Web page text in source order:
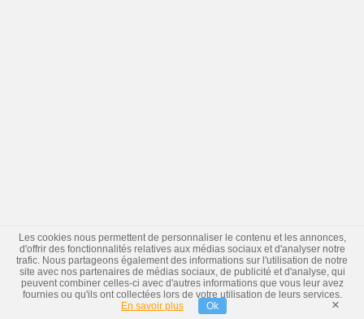
Les cookies nous permettent de personnaliser le contenu et les annonces,
d'offrir des fonctionnalités relatives aux médias sociaux et d'analyser notre
trafic. Nous partageons également des informations sur l'utilisation de notre
site avec nos partenaires de médias sociaux, de publicité et d'analyse, qui
peuvent combiner celles-ci avec d'autres informations que vous leur avez
fournies ou qu'ils ont collectées lors de votre utilisation de leurs services.
En savoir plus
Ok ×